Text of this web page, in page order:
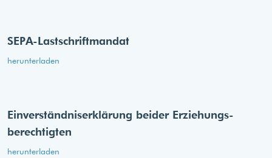
SEPA-Lastschriftmandat
herunterladen
Einverständnis­erklärung beider Erziehungs­
berechtigten
herunterladen